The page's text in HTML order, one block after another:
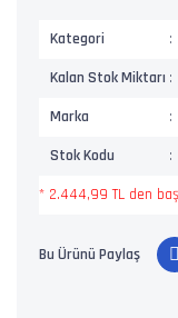
Kategori
Kalan Stok Miktarı
Marka
Stok Kodu
* 2.444,99 TL den
Bu Ürünü Paylaş